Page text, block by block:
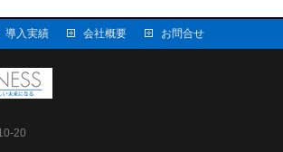
導入実績 会社概要 お問合せ
20